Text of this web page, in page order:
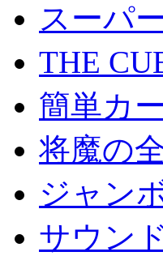
スーパ
THE
簡単カ
将魔の
ジャン
サウン